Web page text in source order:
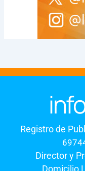
Registro de
Director y
Domicilio